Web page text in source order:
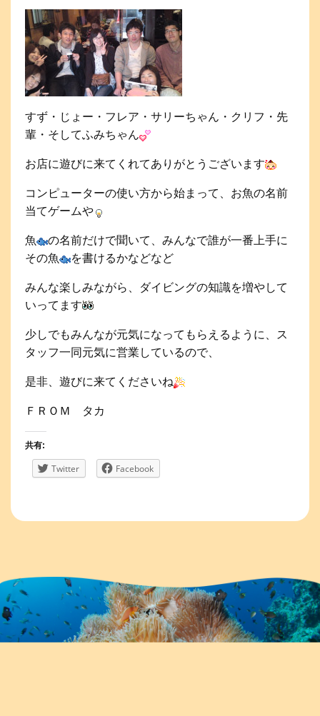
すず・じょー・フレア・サリーちゃん・クリフ・先
輩・そしてふみちゃん
お店に遊びに来てくれてありがとうございます
コンピューターの使い方から始まって、お魚の名前
当てゲームや
魚
の名前だけで聞いて、みんなで誰が一番上手に
その魚
を書けるかなどなど
みんな楽しみながら、ダイビングの知識を増やして
いってます
少しでもみんなが元気になってもらえるように、ス
タッフ一同元気に営業しているので、
是非、遊びに来てくださいね
ＦＲＯＭ タカ
共有:
Twitter Facebook